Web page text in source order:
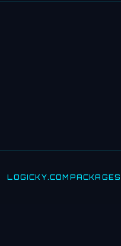
LOGICKY.COM PACKAGES